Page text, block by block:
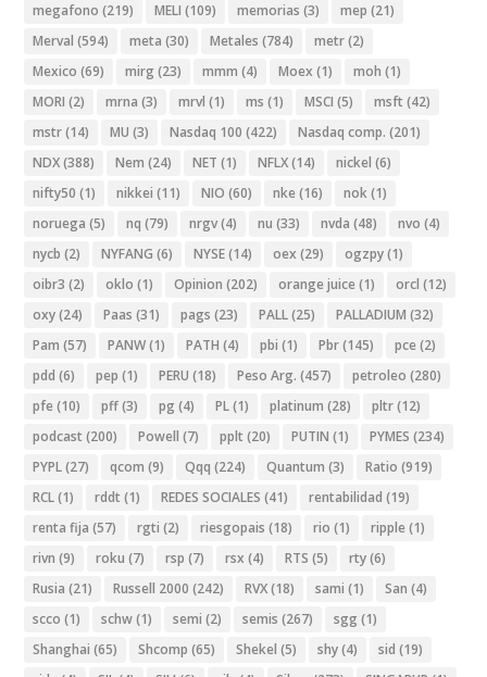
megafono (219) MELI (109) memorias (3) mep (21)
Merval (594) meta (30) Metales (784) metr(2)
Mexico (69) mirg (23) mmm (4) Moex (1) moh (1)
MORI (2) mrna (3) mrvl (1) ms (1) MSCI (5) msft (42)
mstr(14) MU (3) Nasdaq 100 (422) Nasdaq comp. (201)
NDX(388) Nem (24) NET (1) NFLX(14) nickel (6)
nifty50 (1) nikkei (11) NIO (60) nke (16) nok(1)
noruega (5) nq (79) nrgv(4) nu (33) nvda (48) nvo (4)
nycb (2) NYFANG (6) NYSE(14) oex (29) ogzpy(1)
oibr3 (2) oklo (1) Opinion (202) orange juice (1) orcl (12)
oxy(24) Paas (31) pags (23) PALL(25) PALLADIUM (32)
Pam (57) PANW(1) PATH (4) pbi (1) Pbr(145) pce (2)
pdd (6) pep (1) PERU (18) Peso Arg. (457) petroleo (280)
pfe (10) pff(3) pg (4) PL(1) platinum (28) pltr(12)
podcast (200) Powell (7) pplt (20) PUTIN (1) PYMES (234)
PYPL(27) qcom (9) Qqq (224) Quantum (3) Ratio (919)
RCL(1) rddt (1) REDES SOCIALES (41) rentabilidad (19)
renta fija (57) rgti (2) riesgopais (18) rio (1) ripple (1)
rivn (9) roku (7) rsp (7) rsx (4) RTS (5) rty(6)
Rusia (21) Russell 2000 (242) RVX(18) sami (1) San (4)
scco (1) schw(1) semi (2) semis (267) sgg (1)
Shanghai (65) Shcomp (65) Shekel (5) shy(4) sid (19)